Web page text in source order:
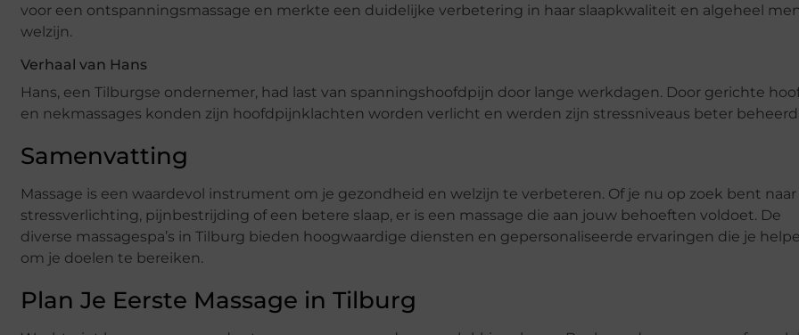
voor een ontspanningsmassage en merkte een duidelijke verbetering in haar slaapkwaliteit en algeheel
welzijn.
Verhaal van Hans
Hans, een Tilburgse ondernemer, had last van spanningshoofdpijn door lange werkdagen. Door gerichte
en nekmassages konden zijn hoofdpijnklachten worden verlicht en werden zijn stressniveaus beter beheerd.
Samenvatting
Massage is een waardevol instrument om je gezondheid en welzijn te verbeteren. Of je nu op zoek bent naar
stressverlichting, pijnbestrijding of een betere slaap, er is een massage die aan jouw behoeften voldoet. De
diverse massagespa’s in Tilburg bieden hoogwaardige diensten en gepersonaliseerde ervaringen die je
om je doelen te bereiken.
Plan Je Eerste Massage in Tilburg